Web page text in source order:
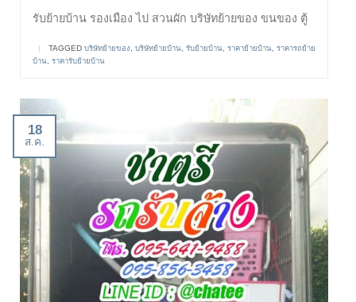
รับย้ายบ้าน รองเมือง ไป สวนผัก บริษัทย้ายของ ขนของ ตู้
| TAGGED บริษัทย้ายของ บริษัทย้ายบ้าน รับย้ายบ้าน ราคาย้ายบ้าน ราคารถย้าย
บ้าน ราคารับย้ายบ้าน
18
ส.ค.